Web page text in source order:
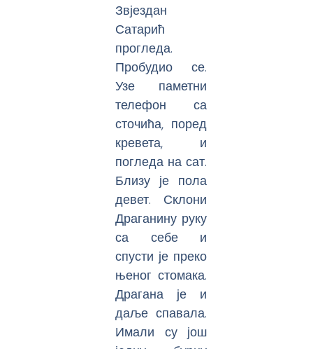
Звјездан
Сатарић
прогледа.
Пробудио се.
Узе паметни
телефон са
сточића, поред
кревета, и
погледа на сат.
Близу је пола
девет. Склони
Драганину руку
са себе и
спусти је преко
њеног стомака.
Драгана је и
даље спавала.
Имали су још